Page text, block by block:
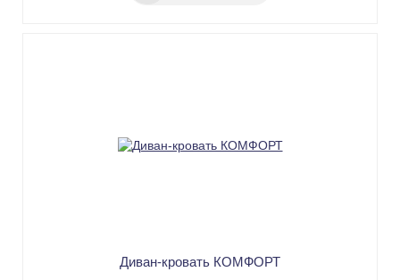
Диван-кровать КОМФОРТ